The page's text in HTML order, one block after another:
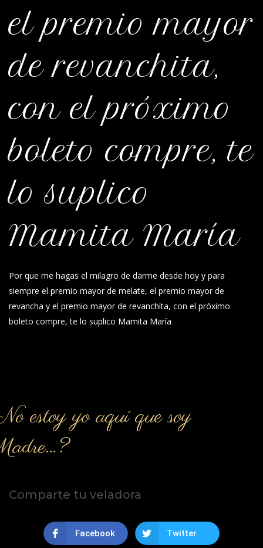
el premio mayor
de revanchita,
con el próximo
boleto compre, te
lo suplico
Mamita María
Por que me hagas el milagro de darme desde hoy y para
siempre el premio mayor de melate, el premio mayor de
revancha y el premio mayor de revanchita, con el próximo
boleto compre, te lo suplico Mamita María
estoy yo aquí que soy
Comparte tu veladora
Facebook Twitter